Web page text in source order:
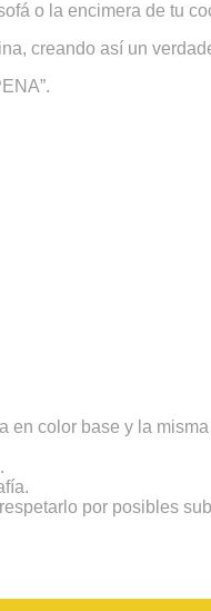
o la encimera de tu
creando así un
en color base y la
por posibles